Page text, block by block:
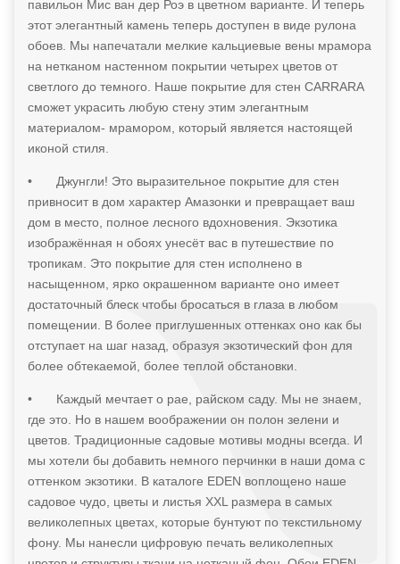
павильон Мис ван дер Роэ в цветном варианте. И теперь
этот элегантный камень теперь доступен в виде рулона
обоев. Мы напечатали мелкие кальциевые вены мрамора
на нетканом настенном покрытии четырех цветов от
светлого до темного. Наше покрытие для стен CARRARA
сможет украсить любую стену этим элегантным
материалом- мрамором, который является настоящей
иконой стиля.
•
Джунгли! Это выразительное покрытие для стен
привносит в дом характер Амазонки и превращает ваш
дом в место, полное лесного вдохновения. Экзотика
изображённая н обоях унесёт вас в путешествие по
тропикам. Это покрытие для стен исполнено в
насыщенном, ярко окрашенном варианте оно имеет
достаточный блеск чтобы бросаться в глаза в любом
помещении. В более приглушенных оттенках оно как бы
отступает на шаг назад, образуя экзотический фон для
более обтекаемой, более теплой обстановки.
•
Каждый мечтает о рае, райском саду. Мы не знаем,
где это. Но в нашем воображении он полон зелени и
цветов. Традиционные садовые мотивы модны всегда. И
мы хотели бы добавить немного перчинки в наши дома с
оттенком экзотики. В каталоге EDEN воплощено наше
садовое чудо, цветы и листья XXL размера в самых
великолепных цветах, которые бунтуют по текстильному
фону. Мы нанесли цифровую печать великолепных